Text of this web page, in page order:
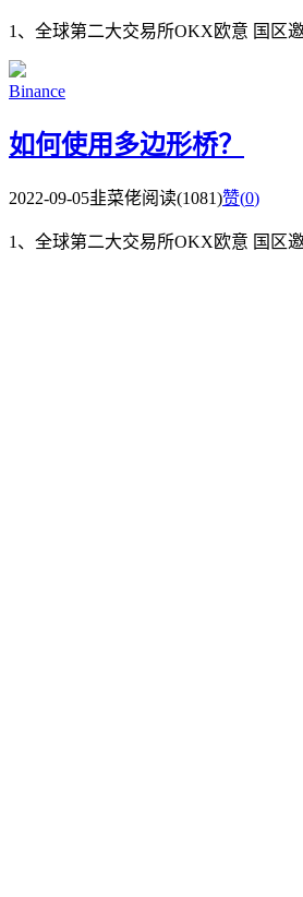
1、全球第二大交易所OKX欧意 国区
Binance
如何使用多边形桥？
2022-09-05韭菜佬阅读(1081)赞(0)
1、全球第二大交易所OKX欧意 国区